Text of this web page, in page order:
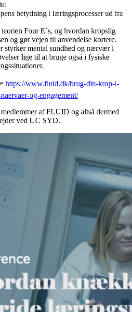
betydning i læringsprocesser ud fra
Four E´s, og hvordan kropslig
og gør vejen til anvendelse kortere.
styrker mental sundhed og nærvær i
lige til at bruge også i fysiske
https://www.fluid.dk/brug-din-krop-i-
og-engagement/
af FLUID og altså dermed
ved UC SYD.